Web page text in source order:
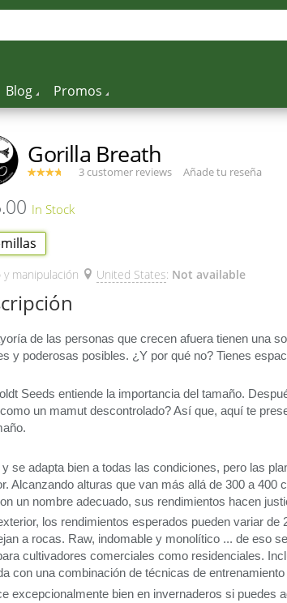
Blog Promos
Gorilla Breath
3 customer reviews Añade tu reseña
y manipulación United States: Not available
de las personas que crecen afuera tienen una
y poderosas posibles. ¿Y por qué no? Tienes
Seeds entiende la importancia del tamaño.
un mamut descontrolado? Así que, aquí te
se adapta bien a todas las condiciones, pero las
Alcanzando alturas que van más allá de 300 a
un nombre adecuado, sus rendimientos hacen
los rendimientos esperados pueden variar
a rocas. Raw, indomable y monolítico ... de eso
cultivadores comerciales como residenciales.
con una combinación de técnicas de
excepcionalmente bien en invernaderos si puedes